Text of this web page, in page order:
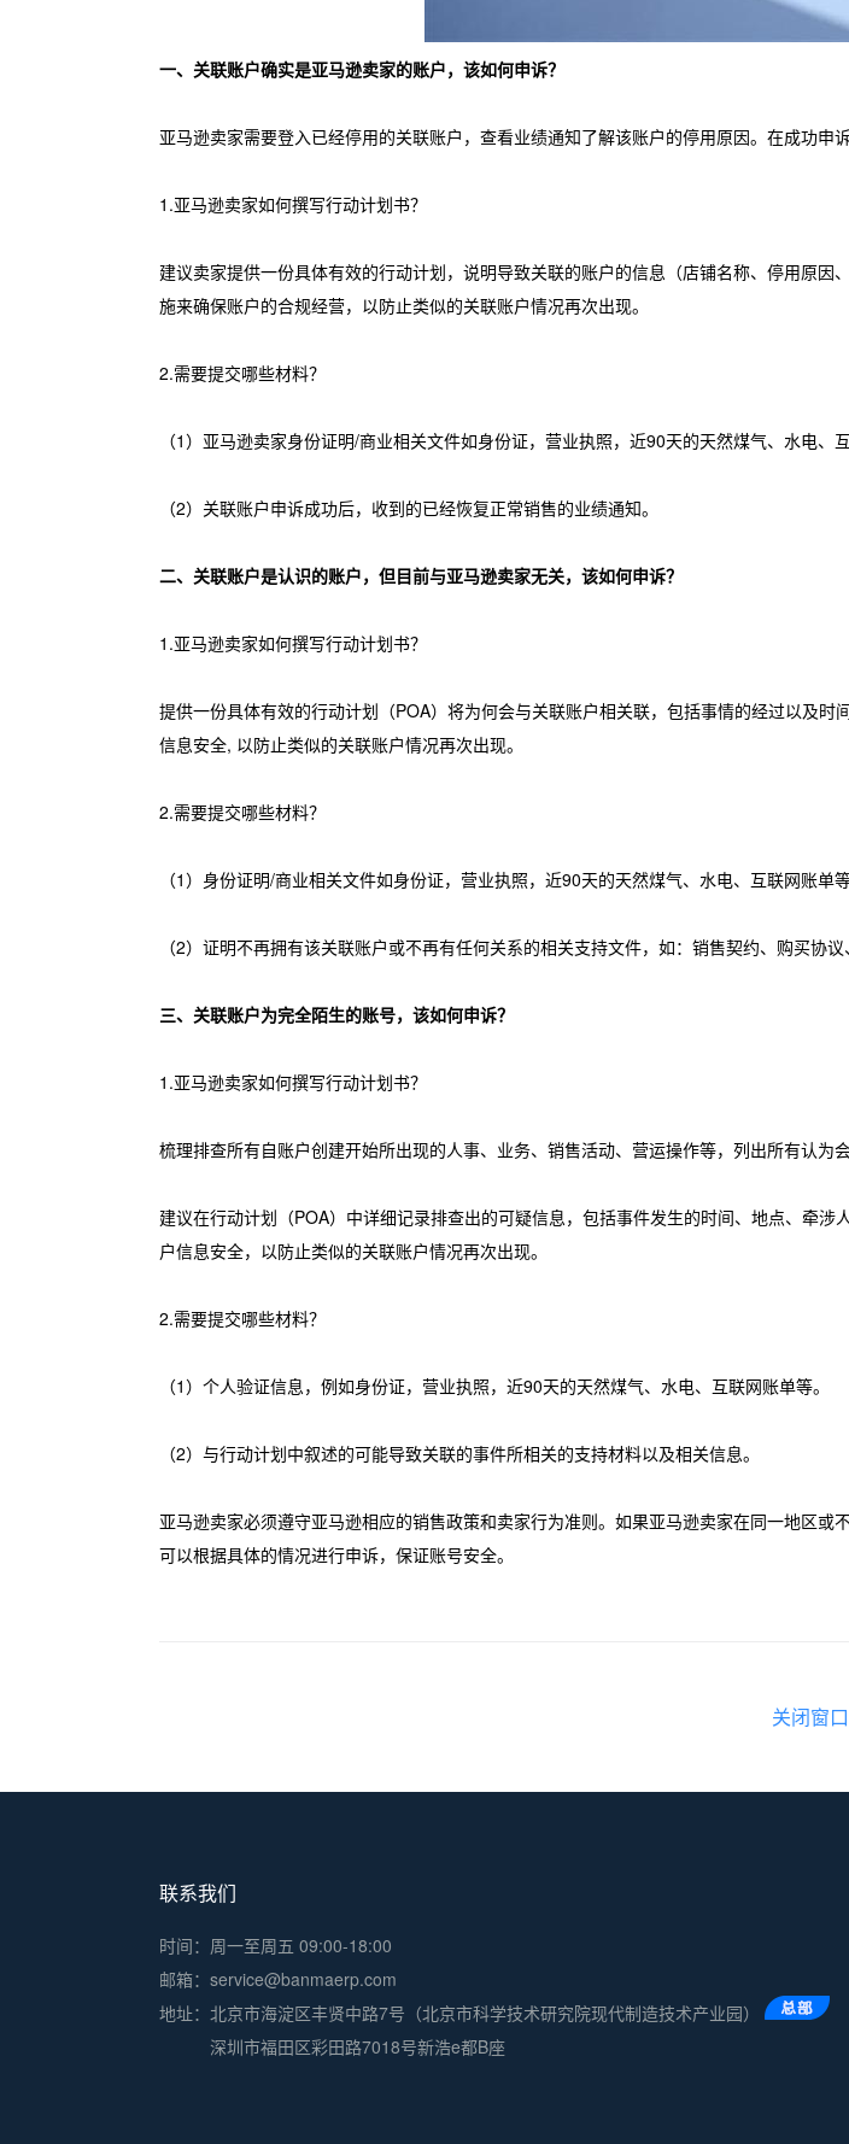
一、关联账户确实是亚马逊卖家的账户，该如何申诉？
亚马逊卖家需要登入已经停用的关联账户，查看业绩通知了解该账户的停用原因。在成功申
1.亚马逊卖家如何撰写行动计划书？
建议卖家提供一份具体有效的行动计划，说明导致关联的账户的信息（店铺名称、停用原
施来确保账户的合规经营，以防止类似的关联账户情况再次出现。
2.需要提交哪些材料？
（1）亚马逊卖家身份证明/商业相关文件如身份证，营业执照，近90天的天然煤气、水电、
（2）关联账户申诉成功后，收到的已经恢复正常销售的业绩通知。
二、关联账户是认识的账户，但目前与亚马逊卖家无关，该如何申诉？
1.亚马逊卖家如何撰写行动计划书？
提供一份具体有效的行动计划（POA）将为何会与关联账户相关联，包括事情的经过以及
信息安全, 以防止类似的关联账户情况再次出现。
2.需要提交哪些材料？
（1）身份证明/商业相关文件如身份证，营业执照，近90天的天然煤气、水电、互联网账单等
（2）证明不再拥有该关联账户或不再有任何关系的相关支持文件，如：销售契约、购买协
三、关联账户为完全陌生的账号，该如何申诉？
1.亚马逊卖家如何撰写行动计划书？
梳理排查所有自账户创建开始所出现的人事、业务、销售活动、营运操作等，列出所有认为
建议在行动计划（POA）中详细记录排查出的可疑信息，包括事件发生的时间、地点、牵
户信息安全，以防止类似的关联账户情况再次出现。
2.需要提交哪些材料？
（1）个人验证信息，例如身份证，营业执照，近90天的天然煤气、水电、互联网账单等。
（2）与行动计划中叙述的可能导致关联的事件所相关的支持材料以及相关信息。
亚马逊卖家必须遵守亚马逊相应的销售政策和卖家行为准则。如果亚马逊卖家在同一地区或
可以根据具体的情况进行申诉，保证账号安全。
关闭窗口
联系我们
时间：周一至周五 09:00-18:00
邮箱：service@banmaerp.com
地址： 北京市海淀区丰贤中路7号（北京市科学技术研究院现代制造技术产业园）
深圳市福田区彩田路7018号新浩e都B座